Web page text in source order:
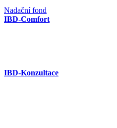
Nadační fond
IBD-Comfort
IBD-Konzultace